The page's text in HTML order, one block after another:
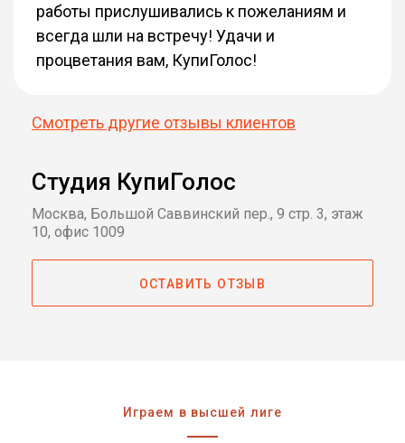
работы прислушивались к пожеланиям и
всегда шли на встречу! Удачи и
процветания вам, КупиГолос!
Смотреть другие отзывы клиентов
Студия КупиГолос
Москва, Большой Саввинский пер., 9 стр. 3, этаж
10, офис 1009
ОСТАВИТЬ ОТЗЫВ
Играем в высшей лиге